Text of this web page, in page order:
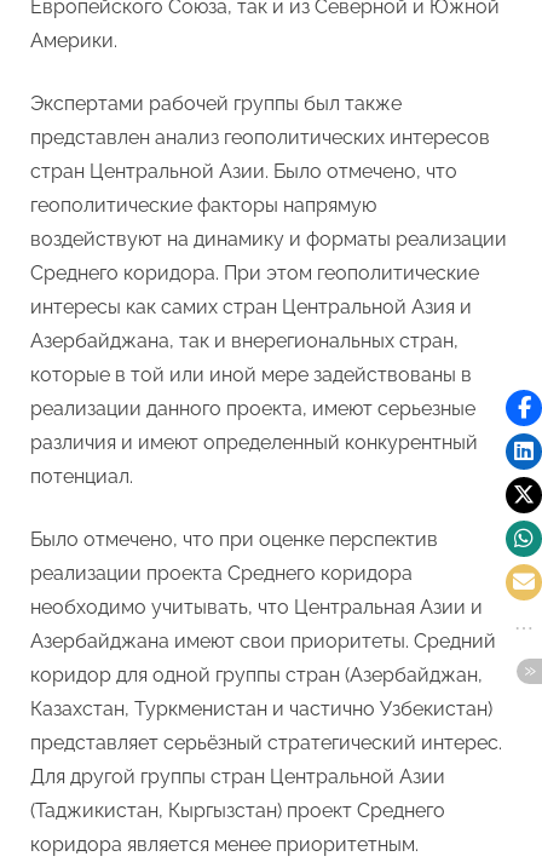
Европейского Союза, так и из Северной и Южной
Америки.
Экспертами рабочей группы был также
представлен анализ геополитических интересов
стран Центральной Азии. Было отмечено, что
геополитические факторы напрямую
воздействуют на динамику и форматы реализации
Среднего коридора. При этом геополитические
интересы как самих стран Центральной Азия и
Азербайджана, так и внерегиональных стран,
которые в той или иной мере задействованы в
реализации данного проекта, имеют серьезные
различия и имеют определенный конкурентный
потенциал.
Было отмечено, что при оценке перспектив
реализации проекта Среднего коридора
необходимо учитывать, что Центральная Азии и
Азербайджана имеют свои приоритеты. Средний
коридор для одной группы стран (Азербайджан,
Казахстан, Туркменистан и частично Узбекистан)
представляет серьёзный стратегический интерес.
Для другой группы стран Центральной Азии
(Таджикистан, Кыргызстан) проект Среднего
коридора является менее приоритетным.